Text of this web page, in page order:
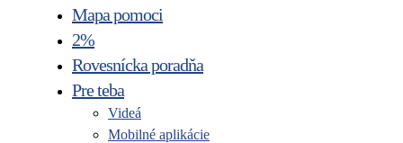
Mapa pomoci
2%
Rovesnícka poradňa
Pre teba
Videá
Mobilné aplikácie